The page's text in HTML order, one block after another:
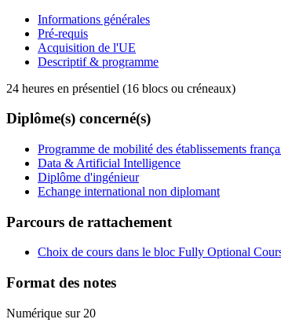
Informations générales
Pré-requis
Acquisition de l'UE
Descriptif & programme
24 heures en présentiel (16 blocs ou créneaux)
Diplôme(s) concerné(s)
Programme de mobilité des établissements
Data & Artificial Intelligence
Diplôme d'ingénieur
Echange international non diplomant
Parcours de rattachement
Choix de cours dans le bloc Fully Optional
Format des notes
Numérique sur 20